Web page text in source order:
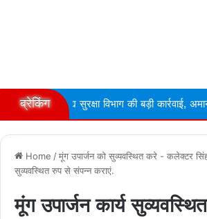
ब्रेकिंग
सुरक्षा विभाग की बड़ी कार्रवाई, अमानक स्तर पर ...
Home /मूंग उपार्जन को सुव्यवस्थित करे - कलेक्टर
सुव्यवस्थित रुप से संपन्न कराएं.
मूंग उपार्जन कार्य